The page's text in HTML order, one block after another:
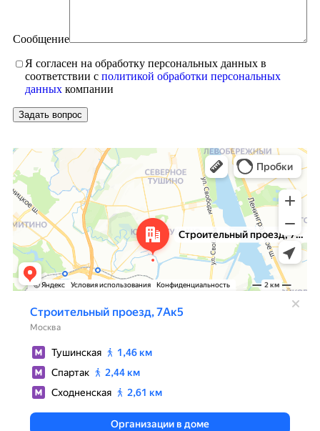
Сообщение
Я согласен на обработку персональных данных в
соответствии с политикой обработки персональных
данныхкомпании
Москва
Яндекс Карты — транспорт, навигация, поиск мест